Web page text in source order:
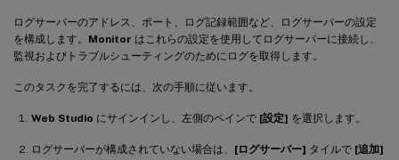
ログサーバーのアドレス、ポート、ログ記録範囲など、ログサーバーの設定
を構成します。 Monitor はこれらの設定を使用してログサーバーに接続し、
監視およびトラブルシューティングのためにログを取得します。
このタスクを完了するには、次の手順に従います。
Web Studio にサインインし、左側のペインで [設定] を選択します。
ログサーバーが構成されていない場合は、 [ログサーバー] タイルで [追加]